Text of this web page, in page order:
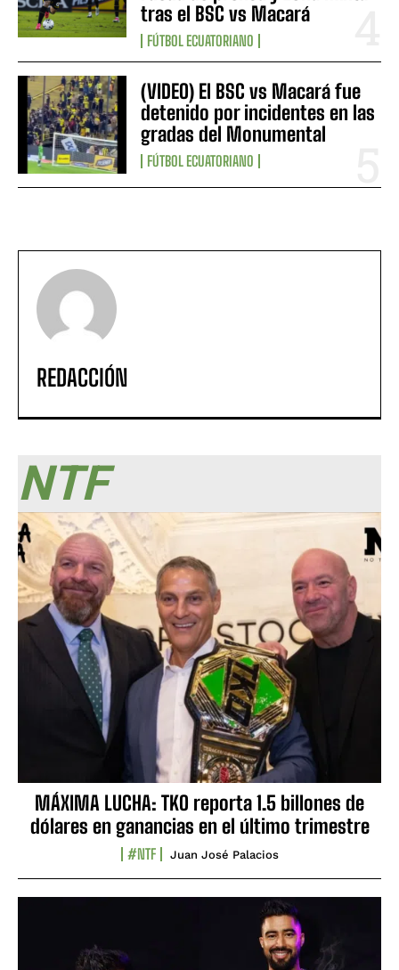
tras el BSC vs Macará
FÚTBOL ECUATORIANO
(VIDEO) El BSC vs Macará fue
detenido por incidentes en las
gradas del Monumental
FÚTBOL ECUATORIANO
REDACCIÓN
NTF
MÁXIMA LUCHA: TKO reporta 1.5 billones de
dólares en ganancias en el último trimestre
#NTF Juan José Palacios